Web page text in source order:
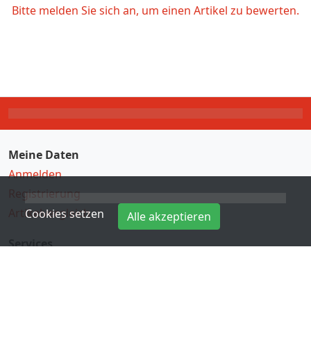
Bitte melden Sie sich an, um einen Artikel zu bewerten.
Meine Daten
Anmelden
Registrierung
Artikelvergleich
Services
Cookies setzen Alle akzeptieren